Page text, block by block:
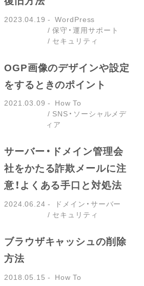
2023.04.19
WordPress
保守・運用サポート
セキュリティ
OGP画像のデザインや設定
をするときのポイント
2021.03.09
How To
SNS・ソーシャルメデ
ィア
サーバー・ドメイン管理会
社をかたる詐欺メールに注
意！よくある手口と対処法
2024.06.24
ドメイン・サーバー
セキュリティ
ブラウザキャッシュの削除
方法
2018.05.15 How To